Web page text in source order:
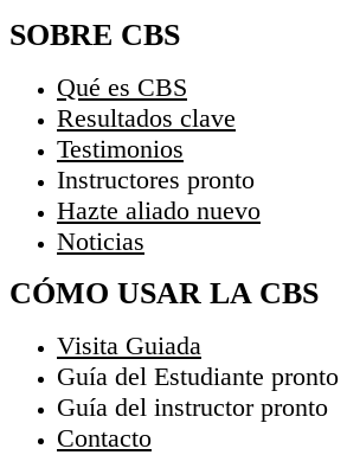
SOBRE CBS
Qué es CBS
Resultados clave
Testimonios
Instructores pronto
Hazte aliado nuevo
Noticias
CÓMO USAR LA CBS
Visita Guiada
Guía del Estudiante pronto
Guía del instructor pronto
Contacto